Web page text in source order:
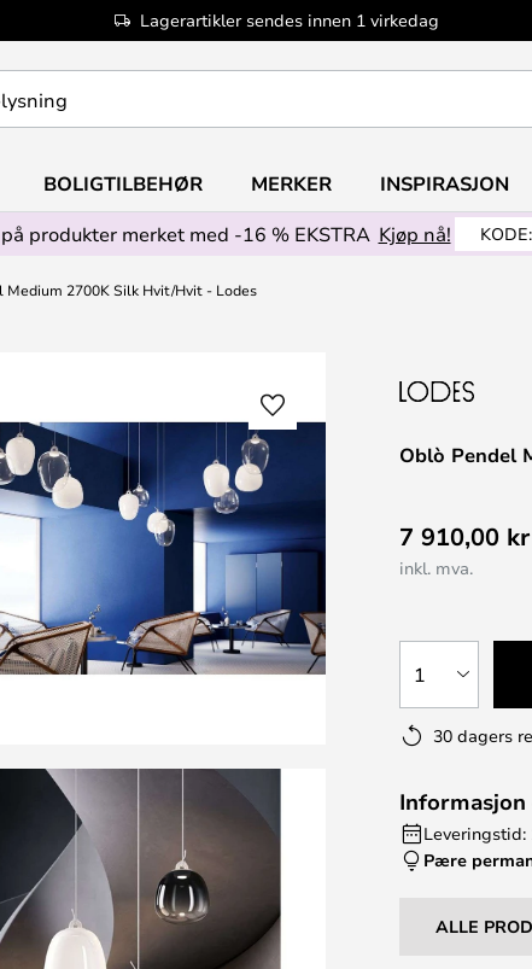
Lagerartikler sendes innen 1 virkedag
BOLIGTILBEHØR MERKER INSPIRASJON
produkter merket med -16 % EKSTRA Kjøp nå! KODE:
Medium 2700K Silk Hvit/Hvit - Lodes
Oblò Pendel
7 910,00 kr
inkl. mva.
1
30 dagers
Pære
ALLE